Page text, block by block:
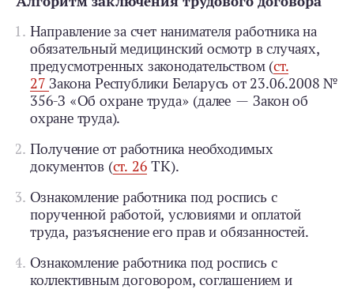
Направление за счет нанимателя работника на
обязательный медицинский осмотр в случаях,
предусмотренных законодательством (ст.
27Закона Республики Беларусь от 23.06.2008 №
356-З «Об охране труда» (далее — Закон об
охране труда).
Получение от работника необходимых
документов (ст. 26 ТК).
Ознакомление работника под роспись с
порученной работой, условиями и оплатой
труда, разъяснение его прав и обязанностей.
Ознакомление работника под роспись с
коллективным договором, соглашением и